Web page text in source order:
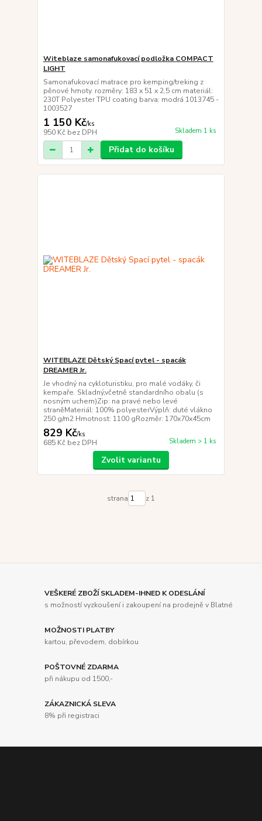
Witeblaze samonafukovací podložka COMPACT
LIGHT
Samonafukovací matrace pro kemping/treking z
pěnové hmoty. rozměry: 183 x 51 x 2,5 cm materiál:
230T Polyester TPU coating barva: modrá 1013745 -
1003527
1 150 Kč/ks
950 Kč bez DPH Skladem 1 ks
Přidat do košíku
WITEBLAZE Dětský Spací pytel - spacák
DREAMER Jr.
Je vhodný na cykloturistiku, pro malé vodáky, či
kempaře. Skladný,včetně standardního obalu (s
nosným uchem)Zip: na pravé nebo levé
straněMateriál: 100% polyesterVýplň: duté vlákno
250 g/m2 Hmotnost: 1100 gRozměr: 170x70x45cm
829 Kč/ks
685 Kč bez DPH Skladem > 1 ks
Zvolit variantu
strana z 1
VEŠKERÉ ZBOŽÍ SKLADEM-IHNED K ODESLÁNÍ
s možností vyzkoušení i zakoupení na prodejně v Blatné
MOŽNOSTI PLATBY
kartou, převodem, dobírkou
POŠTOVNÉ ZDARMA
při nákupu od 1500,-
ZÁKAZNICKÁ SLEVA
8% při registraci